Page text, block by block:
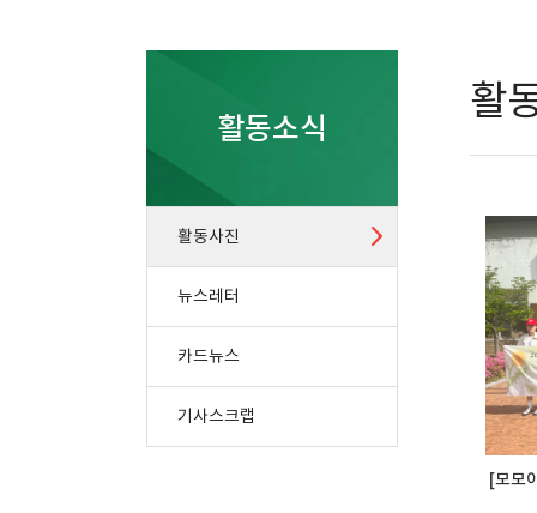
활동소식
활동사진
뉴스레터
카드뉴스
기사스크랩
활
[모모